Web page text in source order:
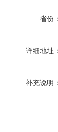
省份：
详细地址：
补充说明：